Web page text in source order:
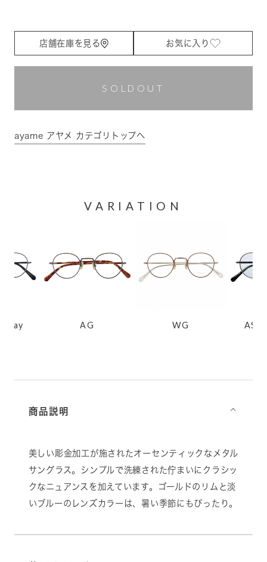
店舗在庫を見る お気に入り
SOLDOUT
ayame アヤメ カテゴリトップへ
VARIATION
AG WG AS/
商品説明 ⌵
美しい彫金加工が施されたオーセンティックなメタル
サングラス。シンプルで洗練された佇まいにクラシッ
クなニュアンスを加えています。ゴールドのリムと淡
いブルーのレンズカラーは、暑い季節にもぴったり。